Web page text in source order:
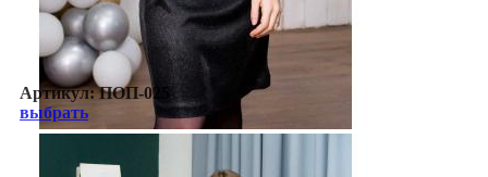
Артикул:ПОП-025
выбрать